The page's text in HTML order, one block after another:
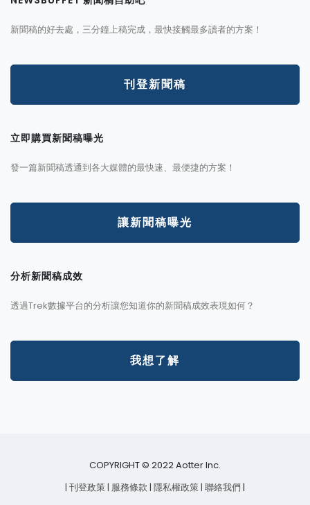
新聞稿的好去處，三分鐘上稿完成，最快接觸最多讀者的方案！
刊登新聞稿
立即購買新聞稿曝光
發一篇新聞稿透通到各大媒體的最快速、最便捷的方案！
讓新聞稿曝光
分析新聞稿成效
透過Trek數據平台的分析讓您知道你的新聞稿成效表現如何？
我想了解
COPYRIGHT © 2022 Aotter Inc.
| 刊登政策 | 服務條款 | 隱私權政策 | 聯絡我們 |